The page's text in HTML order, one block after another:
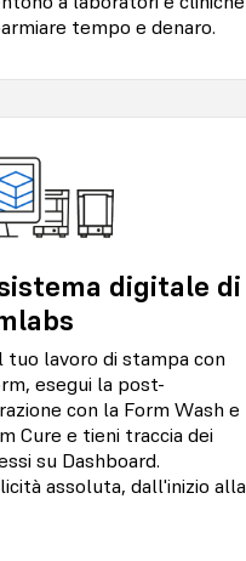
tempo e denaro.
digitale di
tuo lavoro di stampa con
esegui la post-
con la Form Wash e
Cure e tieni traccia dei
su Dashboard.
assoluta, dall'inizio alla